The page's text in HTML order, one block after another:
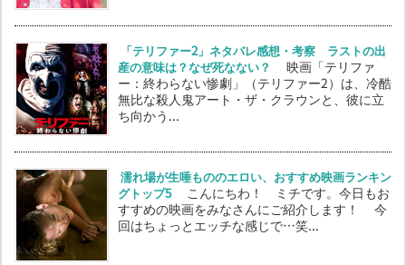
「テリファー2」ネタバレ感想・考察 ラストの出
産の意味は？なぜ死なない？
映画「テリファ
ー：終わらない惨劇」（テリファー2）は、冷酷
無比な殺人鬼アート・ザ・クラウンと、彼に立
ち向かう...
濡れ場が生唾もののエロい、おすすめ映画ランキン
グトップ5
こんにちわ！ ミチです。今日もお
すすめの映画をみなさんにご紹介します！ 今
回はちょっとエッチな感じで…笑...